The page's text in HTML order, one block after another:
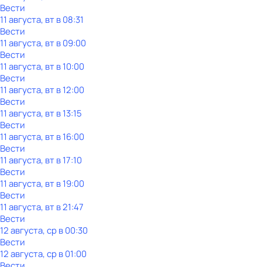
Вести
11 августа, вт в 08:31
Вести
11 августа, вт в 09:00
Вести
11 августа, вт в 10:00
Вести
11 августа, вт в 12:00
Вести
11 августа, вт в 13:15
Вести
11 августа, вт в 16:00
Вести
11 августа, вт в 17:10
Вести
11 августа, вт в 19:00
Вести
11 августа, вт в 21:47
Вести
12 августа, ср в 00:30
Вести
12 августа, ср в 01:00